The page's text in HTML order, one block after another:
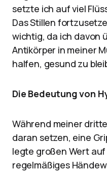
setzte ich auf viel
Das Stillen
wichtig, da ich davon
Antikörper in meiner
halfen, gesund zu
Die Bedeutung von
Während meiner
daran setzen, eine
legte großen Wert
regelmäßiges